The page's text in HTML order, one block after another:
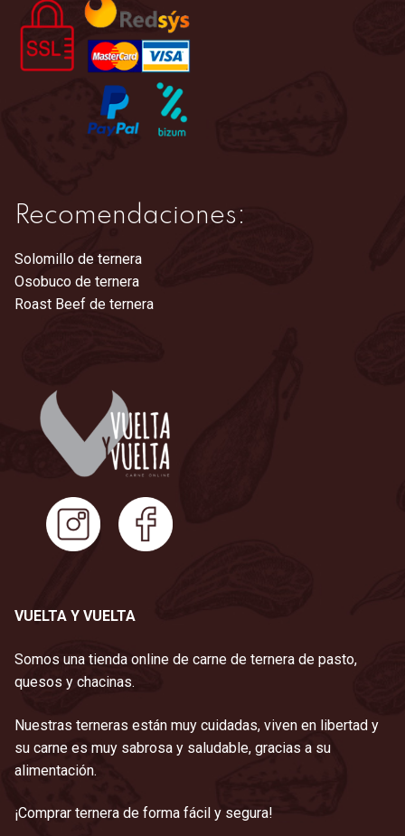
elegir
la
de
producto
Recomendaciones:
Solomillo de ternera
Osobuco de ternera
Roast Beef de ternera
VUELTA Y VUELTA
Somos una tienda online de carne de ternera de pasto,
quesos y chacinas.
Nuestras terneras están muy cuidadas, viven en libertad y
su carne es muy sabrosa y saludable, gracias a su
alimentación.
¡Comprar ternera de forma fácil y segura!